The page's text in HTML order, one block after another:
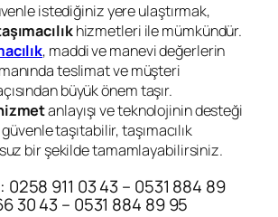
istediğiniz yere ulaştırmak,
hizmetleri ile mümkündür.
, maddi ve manevi değerlerin
teslimat ve müşteri
büyük önem taşır.
anlayışı ve teknolojinin desteği
güvenle taşıtabilir, taşımacılık
bir şekilde tamamlayabilirsiniz.
0258 911 03 43 – 0531 884 89
30 43 – 0531 884 89 95